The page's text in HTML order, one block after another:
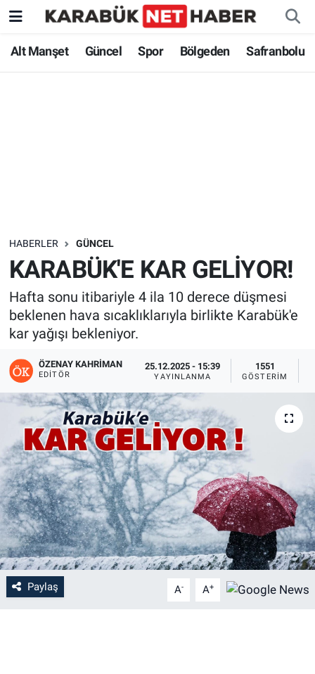
Alt Manşet Güncel Spor Bölgeden Safranbolu
HABERLER GÜNCEL
KARABÜK'E KAR GELİYOR!
Hafta sonu itibariyle 4 ila 10 derece düşmesi
beklenen hava sıcaklıklarıyla birlikte Karabük'e
kar yağışı bekleniyor.
ÖZENAY KAHRIMAN
EDITÖR
25.12.2025 - 15:39
YAYINLANMA
1551
GÖSTERIM
Paylaş A- A+